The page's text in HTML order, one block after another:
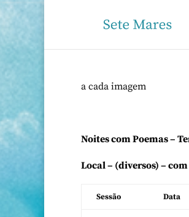
a cada imagem
Noites com Poemas –
Local – (diversos) –
Sessão Data